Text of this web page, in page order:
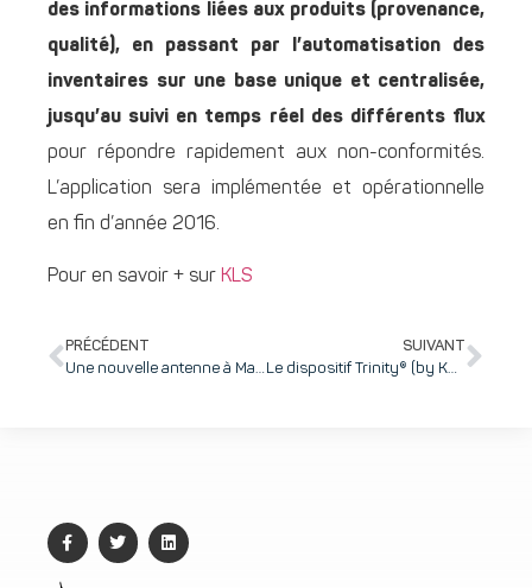
des informations liées aux produits (provenance,
qualité), en passant par l’automatisation des
inventaires sur une base unique et centralisée,
jusqu’au suivi en temps réel des différents flux
pour répondre rapidement aux non-conformités.
L’application sera implémentée et opérationnelle
en fin d’année 2016.
Pour en savoir + sur KLS
PRÉCÉDENT
Une nouvelle antenne à Marseille pour H3C énergies
SUIVANT
Le dispositif Trinity® (by KOELIS) enfin commercialisé outre-Atlantique